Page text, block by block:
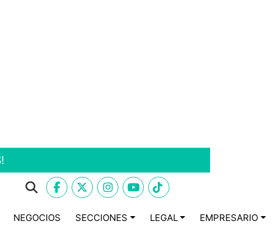
NEGOCIOS SECCIONES LEGAL EMPRESARIO